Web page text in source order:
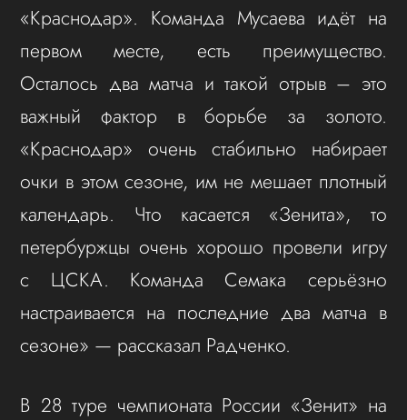
«Краснодар». Команда Мусаева идёт на
первом месте, есть преимущество.
Осталось два матча и такой отрыв – это
важный фактор в борьбе за золото.
«Краснодар» очень стабильно набирает
очки в этом сезоне, им не мешает плотный
календарь. Что касается «Зенита», то
петербуржцы очень хорошо провели игру
с ЦСКА. Команда Семака серьёзно
настраивается на последние два матча в
сезоне» — рассказал Радченко.
В 28 туре чемпионата России «Зенит» на